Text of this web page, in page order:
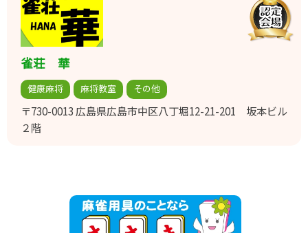
雀荘 華
健康麻将 麻将教室 その他
〒730-0013 広島県広島市中区八丁堀12-21-201 坂本ビル
２階